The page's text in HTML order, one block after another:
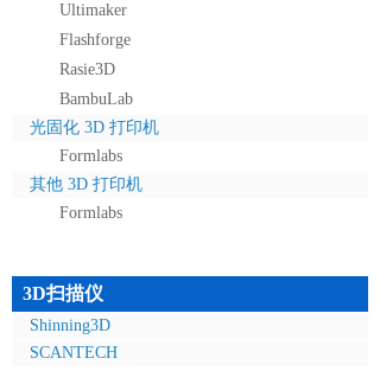
Ultimaker
Flashforge
Rasie3D
BambuLab
光固化 3D 打印机
Formlabs
其他 3D 打印机
Formlabs
3D扫描仪
Shinning3D
SCANTECH